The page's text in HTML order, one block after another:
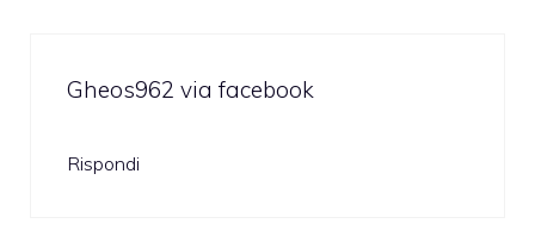
Gheos962 via facebook
Rispondi